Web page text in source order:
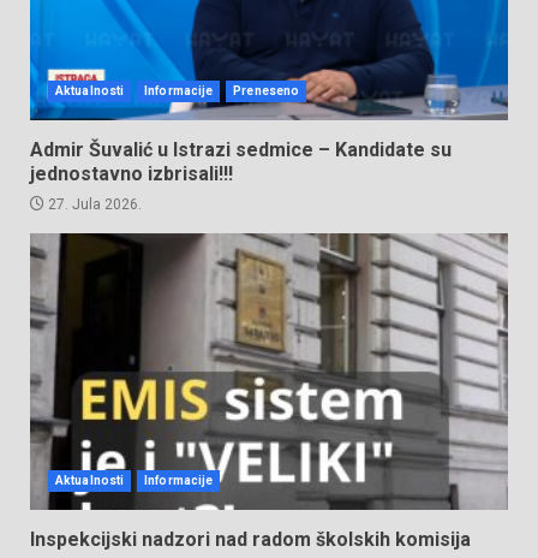
Aktualnosti Informacije Preneseno
Admir Šuvalić u Istrazi sedmice – Kandidate su
jednostavno izbrisali!!!
27. Jula 2026.
Aktualnosti Informacije
Inspekcijski nadzori nad radom školskih komisija